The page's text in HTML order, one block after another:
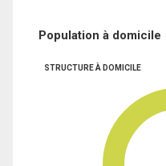
Population à domicile
STRUCTURE À DOMICILE